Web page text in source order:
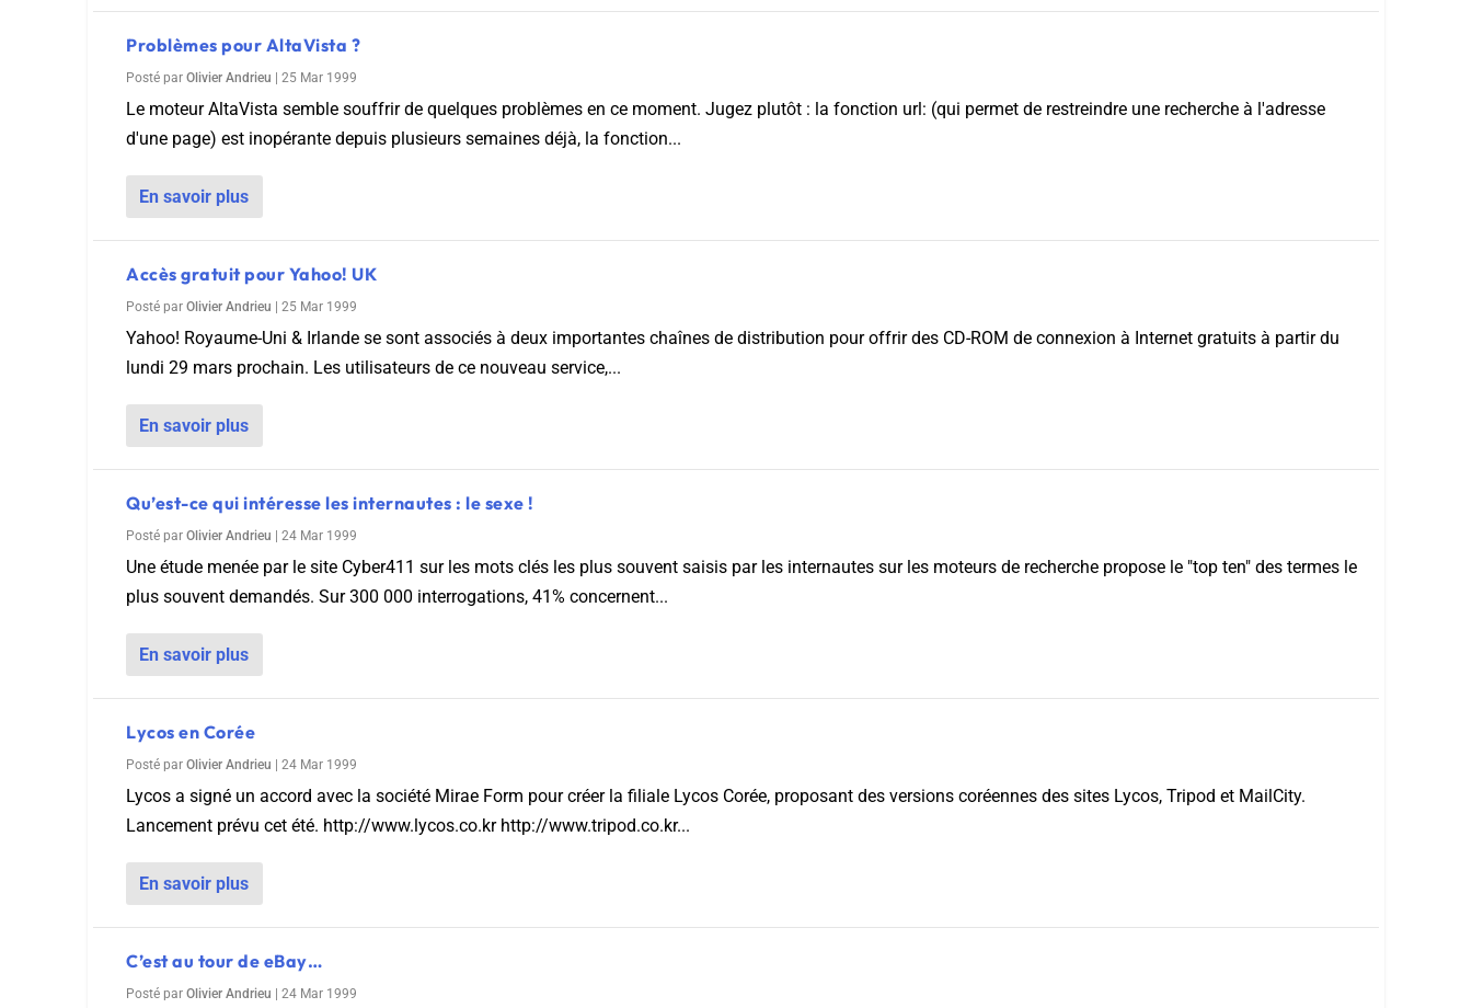
Problèmes pour AltaVista ?
Posté par Olivier Andrieu 25 Mar 1999
Le moteur AltaVista semble souffrir de quelques problèmes en ce moment. Jugez plutôt : la fonction url: (qui permet de restreindre une recherche à l'adresse
d'une page) est inopérante depuis plusieurs semaines déjà, la fonction...
En savoir plus
Accès gratuit pour Yahoo! UK
Posté par Olivier Andrieu 25 Mar 1999
Yahoo! Royaume-Uni & Irlande se sont associés à deux importantes chaînes de distribution pour offrir des CD-ROM de connexion à Internet gratuits à partir du
lundi 29 mars prochain. Les utilisateurs de ce nouveau service,...
En savoir plus
Qu’est-ce qui intéresse les internautes : le sexe !
Posté par Olivier Andrieu 24 Mar 1999
Une étude menée par le site Cyber411 sur les mots clés les plus souvent saisis par les internautes sur les moteurs de recherche propose le "top ten" des termes le
plus souvent demandés. Sur 300 000 interrogations, 41% concernent...
En savoir plus
Lycos en Corée
Posté par Olivier Andrieu 24 Mar 1999
Lycos a signé un accord avec la société Mirae Form pour créer la filiale Lycos Corée, proposant des versions coréennes des sites Lycos, Tripod et MailCity.
Lancement prévu cet été. http://www.lycos.co.kr http://www.tripod.co.kr...
En savoir plus
C’est au tour de eBay…
Posté par Olivier Andrieu 24 Mar 1999